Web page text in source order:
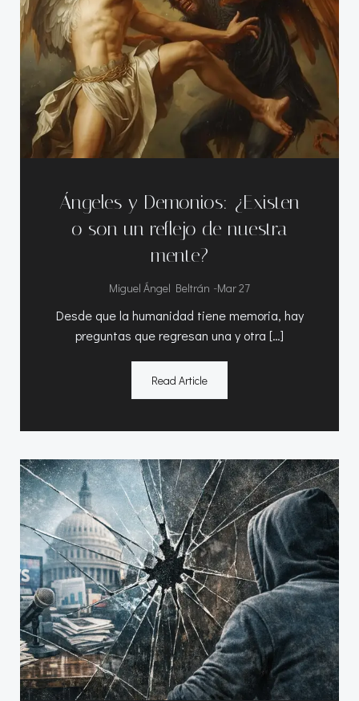
Ángeles y Demonios: ¿Existen
o son un reflejo de nuestra
mente?
Miguel Ángel Beltrán -Mar 27
Desde que la humanidad tiene memoria, hay
preguntas que regresan una y otra […]
Read Article